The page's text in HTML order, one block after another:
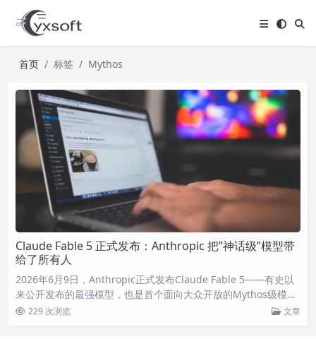
首页 标签 Mythos
Claude Fable 5 正式发布：Anthropic 把”神话级”模型带
给了所有人
2026年6月9日，Anthropic正式发布Claude Fable 5——有史以
来公开发布的最强模型，也是首个面向大众开放的Mythos级模
型。在软件工程、知识工作、视觉理解等多维度达到新SOTA。
229 次浏览 文章